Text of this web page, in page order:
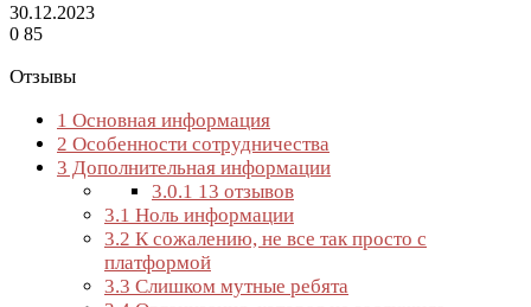
30.12.2023
0 85
Отзывы
1 Основная информация
2 Особенности сотрудничества
3 Дополнительная информации
3.0.1 13 отзывов
3.1 Ноль информации
3.2 К сожалению, не все так просто с
платформой
3.3 Слишком мутные ребята